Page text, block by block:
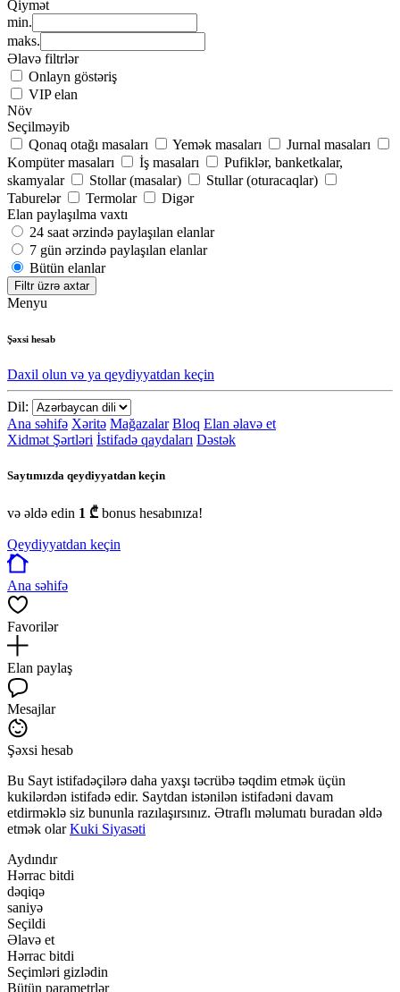
Qiymət
min.
maks.
Əlavə filtrlər
Onlayn göstəriş
VIP elan
Növ
Seçilməyib
Qonaq otağı masaları
Yemək masaları
Jurnal masaları
Kompüter masaları
İş masaları
Pufiklər, banketkalar,
skamyalar
Stollar (masalar)
Stullar (oturacaqlar)
Taburelər
Termolar
Digər
Elan paylaşılma vaxtı
24 saat ərzində paylaşılan elanlar
7 gün ərzində paylaşılan elanlar
Bütün elanlar
Filtr üzrə axtar
Menyu
Şəxsi hesab
Daxil olun və ya qeydiyyatdan keçin
Dil:
Ana səhifə Xəritə Mağazalar Bloq Elan əlavə et
Xidmət Şərtləri İstifadə qaydaları Dəstək
Saytımızda qeydiyyatdan keçin
və əldə edin 1 ₾ bonus hesabınıza!
Qeydiyyatdan keçin
Ana səhifə
Favorilər
Elan paylaş
Mesajlar
Şəxsi hesab
Bu Sayt istifadəçilərə daha yaxşı təcrübə təqdim etmək üçün
kukilərdən istifadə edir. Saytdan istənilən istifadəni davam
etdirməklə siz bununla razılaşırsınız. Ətraflı məlumatı buradan əldə
etmək olarKuki Siyasəti
Aydındır
Hərrac bitdi
dəqiqə
saniyə
Seçildi
Əlavə et
Hərrac bitdi
Seçimləri gizlədin
Bütün parametrlər